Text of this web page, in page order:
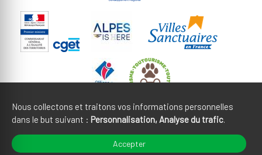
Nous collectons et traitons vos informations personnelles
dans le but suivant : Personnalisation, Analyse du trafic.
Accepter